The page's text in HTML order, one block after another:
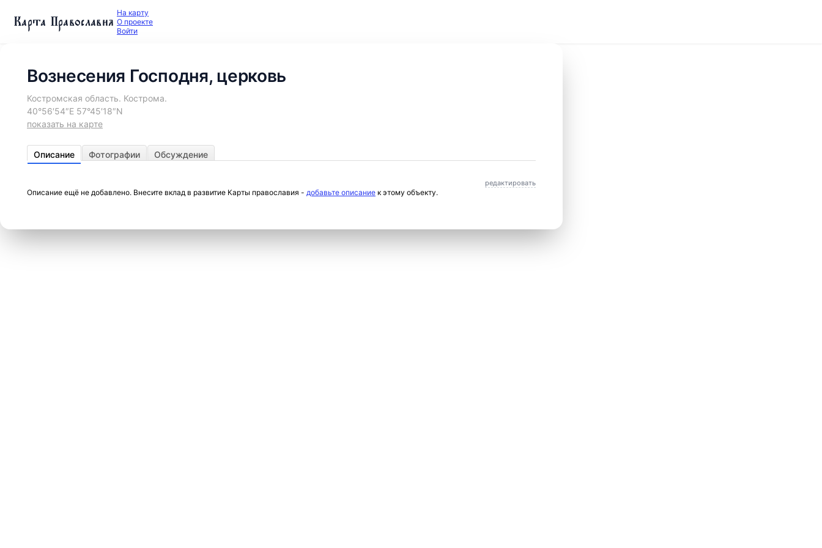
Карта Православия На карту
О проекте
Войти
Вознесения Господня, церковь
Костромская область. Кострома.
40°56′54″E 57°45′18″N
показать на карте
Описание Фотографии Обсуждение
редактировать
Описание ещё не добавлено. Внесите вклад в развитие Карты православия - добавьте описание к этому объекту.